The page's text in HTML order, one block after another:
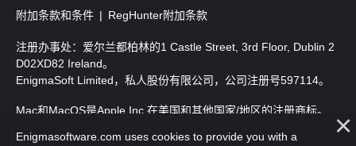
附加条款和条件
RegHunter附加条款
注册办事处：爱尔兰都柏林的1 Castle Street, 3rd Floor, Dublin 2
D02XD82 Ireland。
EnigmaSoft Limited，私人股份有限公司，公司注册号597114。
Mac和MacOS是Apple Inc.在美国和其他国家/地区的注册商标。
版权所有2016-2026。EnigmaSoft Ltd. 保留所有权利。
Enigmasoftware.com uses cookies to provide you with a